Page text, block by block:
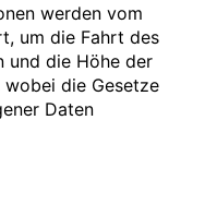
werden vom
um die Fahrt des
und die Höhe der
die Gesetze
Daten